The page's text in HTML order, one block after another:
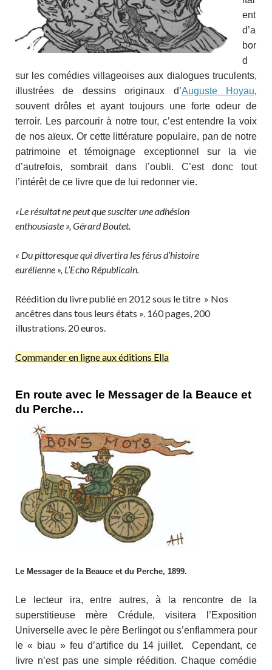
ent
d’a
bor
d
sur les comédies villageoises aux dialogues truculents,
illustrées de dessins originaux d’Auguste Hoyau,
souvent drôles et ayant toujours une forte odeur de
terroir. Les parcourir à notre tour, c’est entendre la voix
de nos aïeux. Or cette littérature populaire, pan de notre
patrimoine et témoignage exceptionnel sur la vie
d’autrefois, sombrait dans l’oubli. C’est donc tout
l’intérêt de ce livre que de lui redonner vie.
«Le résultat ne peut que susciter une adhésion
enthousiaste », Gérard Boutet.
« Du pittoresque qui divertira les férus d’histoire
eurélienne », L’Echo Républicain.
Réédition du livre publié en 2012 sous le titre » Nos
ancêtres dans tous leurs états ». 160 pages, 200
illustrations. 20 euros.
Commander en ligne aux éditions Ella
En route avec le Messager de la Beauce et
du Perche…
Le Messager de la Beauce et du Perche, 1899.
Le lecteur ira, entre autres, à la rencontre de la
superstitieuse mère Crédule, visitera l’Exposition
Universelle avec le père Berlingot ou s’enflammera pour
le « biau » feu d’artifice du 14 juillet. Cependant, ce
livre n’est pas une simple réédition. Chaque comédie